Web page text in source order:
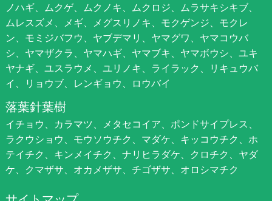
ノハギ、ムクゲ、ムクノキ、ムクロジ、ムラサキシキブ、
ムレスズメ、メギ、メグスリノキ、モクゲンジ、モクレ
ン、モミジバフウ、ヤブデマリ、ヤマグワ、ヤマコウバ
シ、ヤマザクラ、ヤマハギ、ヤマブキ、ヤマボウシ、ユキ
ヤナギ、ユスラウメ、ユリノキ、ライラック、リキュウバ
イ、リョウブ、レンギョウ、ロウバイ
落葉針葉樹
イチョウ、カラマツ、メタセコイア、ポンドサイプレス、
ラクウショウ、モウソウチク、マダケ、キッコウチク、ホ
テイチク、キンメイチク、ナリヒラダケ、クロチク、ヤダ
ケ、クマザサ、オカメザサ、チゴザサ、オロシマチク